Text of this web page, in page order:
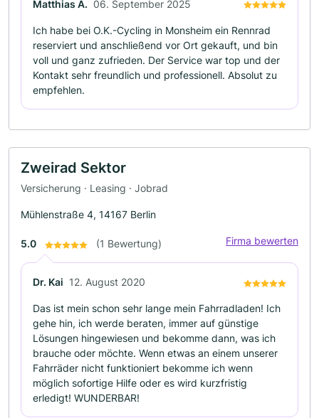
Matthias A. 06. September 2025
Ich habe bei O.K.-Cycling in Monsheim ein Rennrad
reserviert und anschließend vor Ort gekauft, und bin
voll und ganz zufrieden. Der Service war top und der
Kontakt sehr freundlich und professionell. Absolut zu
empfehlen.
Zweirad Sektor
Versicherung · Leasing · Jobrad
Mühlenstraße 4, 14167 Berlin
5.0 (1 Bewertung) Firma bewerten
Dr. Kai 12. August 2020
Das ist mein schon sehr lange mein Fahrradladen! Ich
gehe hin, ich werde beraten, immer auf günstige
Lösungen hingewiesen und bekomme dann, was ich
brauche oder möchte. Wenn etwas an einem unserer
Fahrräder nicht funktioniert bekomme ich wenn
möglich sofortige Hilfe oder es wird kurzfristig
erledigt! WUNDERBAR!